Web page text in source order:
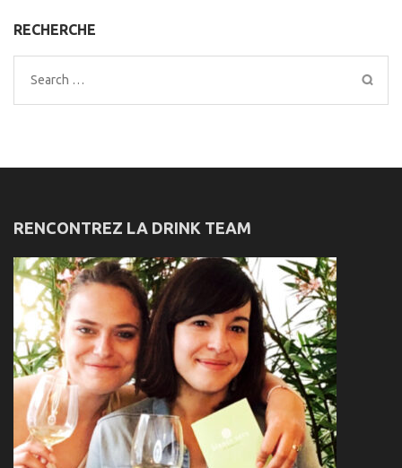
RECHERCHE
Search
for:
RENCONTREZ LA DRINK TEAM